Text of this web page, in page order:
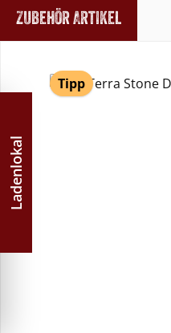
Zubehör Artikel
Produktgalerie
Tipp
Ladenlokal